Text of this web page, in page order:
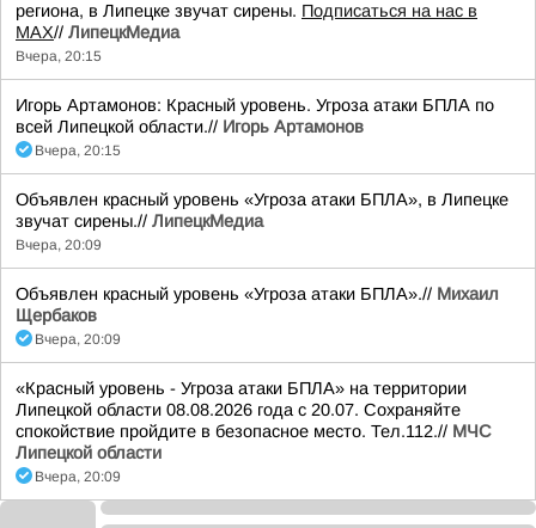
региона, в Липецке звучат сирены. Подписаться на нас в
МАХ// ЛипецкМедиа
Вчера, 20:15
Игорь Артамонов: Красный уровень. Угроза атаки БПЛА по
всей Липецкой области.// Игорь Артамонов
Вчера, 20:15
Объявлен красный уровень «Угроза атаки БПЛА», в Липецке
звучат сирены.// ЛипецкМедиа
Вчера, 20:09
Объявлен красный уровень «Угроза атаки БПЛА».// Михаил
Щербаков
Вчера, 20:09
«Красный уровень - Угроза атаки БПЛА» на территории
Липецкой области 08.08.2026 года с 20.07. Сохраняйте
спокойствие пройдите в безопасное место. Тел.112.// МЧС
Липецкой области
Вчера, 20:09